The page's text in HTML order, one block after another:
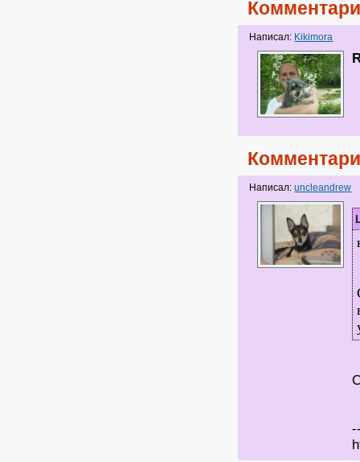
Написал: Kikimora
Написал:uncleandrew